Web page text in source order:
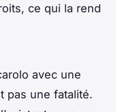
ce qui la rend
avec une
pas une fatalité.